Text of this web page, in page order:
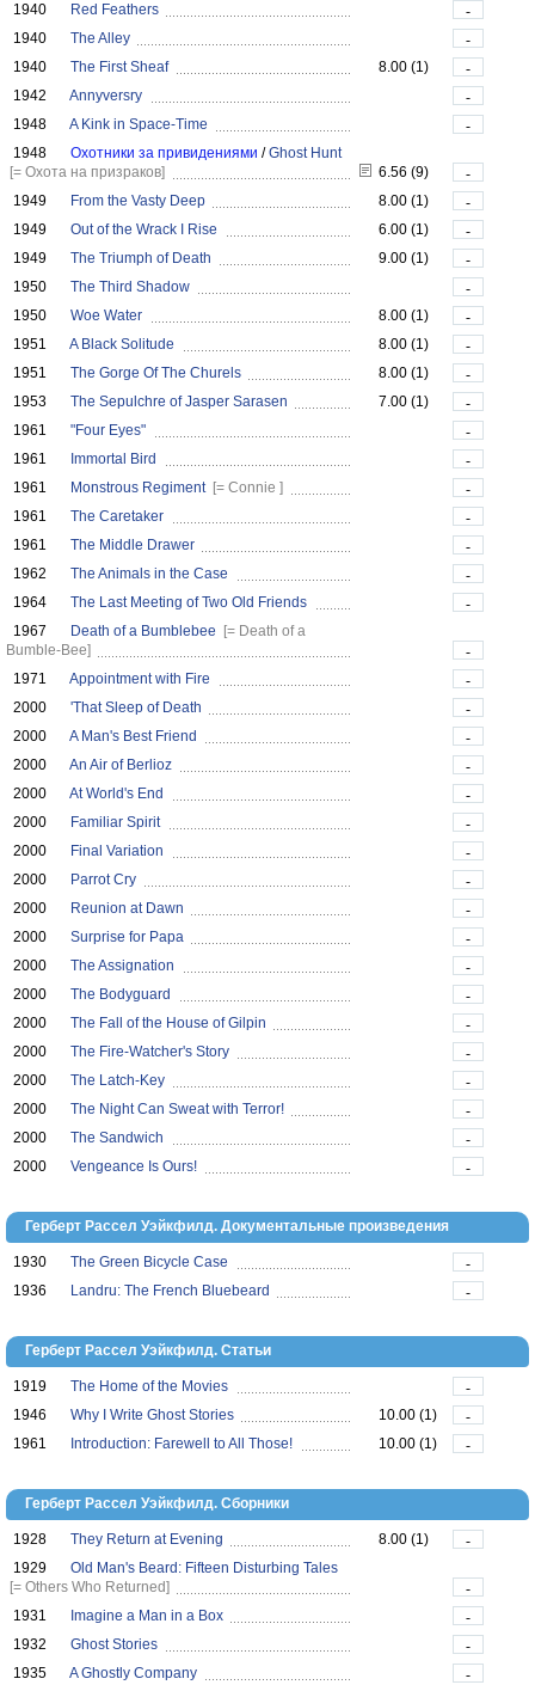
1940
Red Feathers
-
1940
The Alley
-
1940
The First Sheaf 8.00 (1)
-
1942
Annyversry
-
1948
A Kink in Space-Time
-
1948
Охотники за привидениями /Ghost Hunt
[= Охота на призраков]
6.56 (9)
-
1949
From the Vasty Deep 8.00 (1)
-
1949
Out of the Wrack I Rise 6.00 (1)
-
1949
The Triumph of Death 9.00 (1)
-
1950
The Third Shadow
-
1950
Woe Water 8.00 (1)
-
1951
A Black Solitude 8.00 (1)
-
1951
The Gorge Of The Churels 8.00 (1)
-
1953
The Sepulchre of Jasper Sarasen 7.00 (1)
-
1961
"Four Eyes"
-
1961
Immortal Bird
-
1961
Monstrous Regiment [= Connie ]
-
1961
The Caretaker
-
1961
The Middle Drawer
-
1962
The Animals in the Case
-
1964
The Last Meeting of Two Old Friends
-
1967
Death of a Bumblebee
[= Death of a
Bumble-Bee]
-
1971
Appointment with Fire
-
2000
'That Sleep of Death
-
2000
A Man's Best Friend
-
2000
An Air of Berlioz
-
2000
At World's End
-
2000
Familiar Spirit
-
2000
Final Variation
-
2000
Parrot Cry
-
2000
Reunion at Dawn
-
2000
Surprise for Papa
-
2000
The Assignation
-
2000
The Bodyguard
-
2000
The Fall of the House of Gilpin
-
2000
The Fire-Watcher's Story
-
2000
The Latch-Key
-
2000
The Night Can Sweat with Terror!
-
2000
The Sandwich
-
2000
Vengeance Is Ours! -
Герберт Рассел Уэйкфилд. Документальные произведения
1930 The Green Bicycle Case
-
1936
Landru: The French Bluebeard -
Герберт Рассел Уэйкфилд. Статьи
1919 The Home of the Movies
-
1946
Why I Write Ghost Stories 10.00 (1)
-
1961
Introduction: Farewell to All Those! 10.00 (1) -
Герберт Рассел Уэйкфилд. Сборники
1928 They Return at Evening 8.00 (1)
-
1929
Old Man's Beard: Fifteen Disturbing Tales
[= Others Who Returned]
-
1931
Imagine a Man in a Box
-
1932
Ghost Stories
-
1935
A Ghostly Company
-